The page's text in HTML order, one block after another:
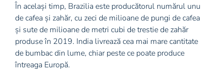
În același timp, Brazilia este producătorul numărul unu
de cafea și zahăr, cu zeci de milioane de pungi de cafea
și sute de milioane de metri cubi de trestie de zahăr
produse în 2019. India livrează cea mai mare cantitate
de bumbac din lume, chiar peste ce poate produce
întreaga Europă.